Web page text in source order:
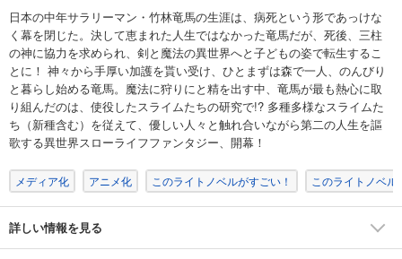
日本の中年サラリーマン・竹林竜馬の生涯は、病死という形であっけな
く幕を閉じた。決して恵まれた人生ではなかった竜馬だが、死後、三柱
の神に協力を求められ、剣と魔法の異世界へと子どもの姿で転生するこ
とに！ 神々から手厚い加護を貰い受け、ひとまずは森で一人、のんびり
と暮らし始める竜馬。魔法に狩りにと精を出す中、竜馬が最も熱心に取
り組んだのは、使役したスライムたちの研究で!? 多種多様なスライムた
ち（新種含む）を従えて、優しい人々と触れ合いながら第二の人生を謳
歌する異世界スローライフファンタジー、開幕！
メディア化 アニメ化 このライトノベルがすごい！ このライトノベ
詳しい情報を見る